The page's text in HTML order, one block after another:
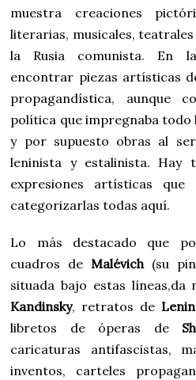
muestra creaciones
literarias, musicales,
la Rusia comunista. En
encontrar piezas artísticas
propagandística, aunque
política que impregnaba todo
y por supuesto obras al
leninista y estalinista. Hay
expresiones artísticas que
categorizarlas todas aquí.
Lo más destacado que
cuadros de Malévich (su
situada bajo estas
Kandinsky, retratos de Lenin
libretos de óperas de
caricaturas antifascistas,
inventos, carteles